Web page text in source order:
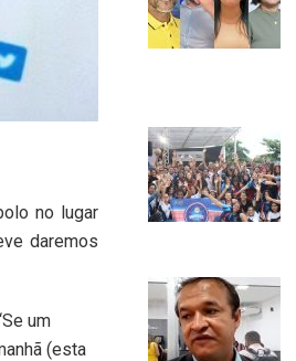
no lugar
daremos
um
(esta